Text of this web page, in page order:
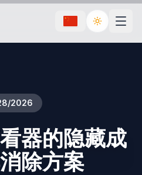
Toggle
2026
器的隐藏成
除方案